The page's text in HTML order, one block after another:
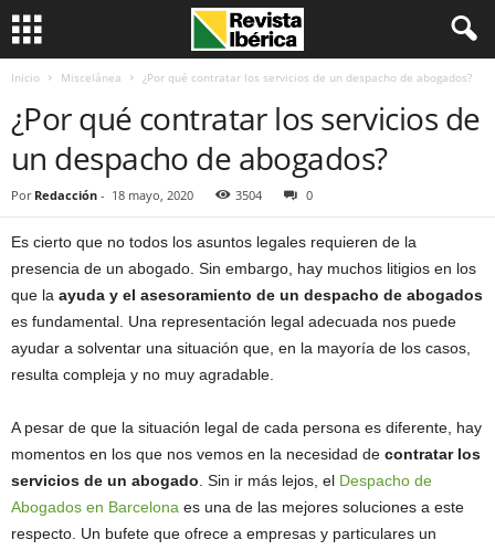
Inicio Miscelánea ¿Por qué contratar los servicios de un despacho de abogados?
¿Por qué contratar los servicios de
un despacho de abogados?
Por Redacción - 18 mayo, 2020 3504 0
Es cierto que no todos los asuntos legales requieren de la
presencia de un abogado. Sin embargo, hay muchos litigios en los
que la ayuda y el asesoramiento de un despacho de abogados
es fundamental. Una representación legal adecuada nos puede
ayudar a solventar una situación que, en la mayoría de los casos,
resulta compleja y no muy agradable.
A pesar de que la situación legal de cada persona es diferente, hay
momentos en los que nos vemos en la necesidad de contratar los
servicios de un abogado . Sin ir más lejos, el Despacho de
Abogados en Barcelona es una de las mejores soluciones a este
respecto. Un bufete que ofrece a empresas y particulares un